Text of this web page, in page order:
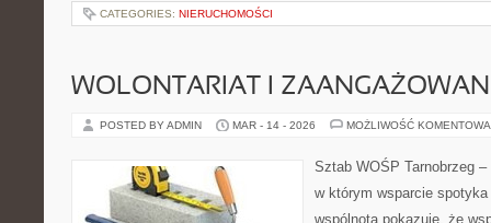
CATEGORIES: NIERUCHOMOŚCI
WOLONTARIAT I
POSTED BY ADMIN MAR - 14 - 2026 MOŻLIWOŚĆ
Sztab WOŚP Tarnobrzeg
w którym wsparcie
wspólnota pokazuje, że